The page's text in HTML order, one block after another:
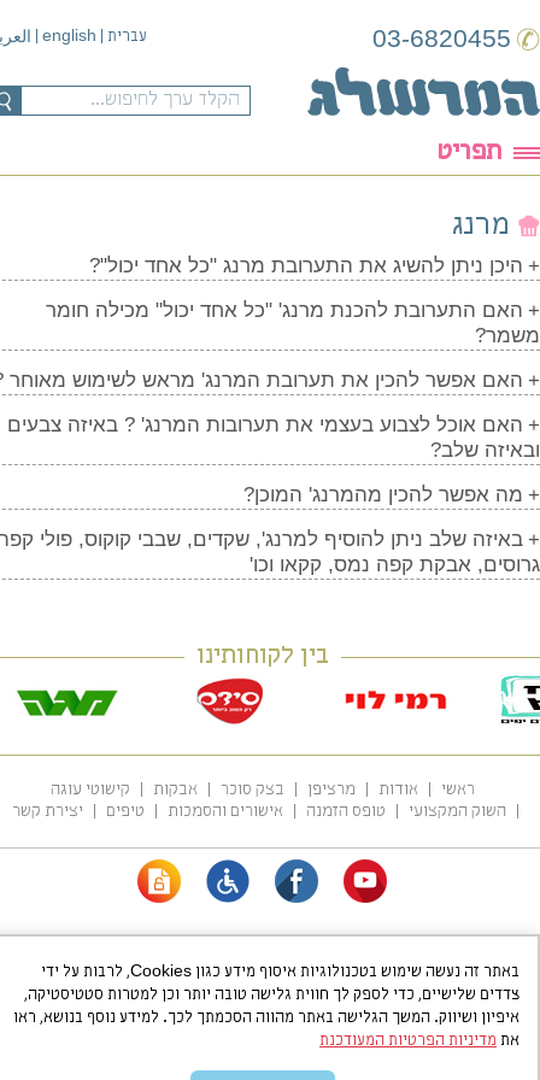
עברית|
english
|العربية 03-6820455
תפריט
מרנג
היכן ניתן להשיג את התערובת מרנג "כל אחד יכול"?
האם התערובת להכנת מרנג' "כל אחד יכול" מכילה חומר
האם אפשר להכין את תערובת המרנג' מראש לשימוש מאוחר ?
האם אוכל לצבוע בעצמי את תערובות המרנג' ? באיזה צבעים
שלב?
מה אפשר להכין מהמרנג' המוכן?
באיזה שלב ניתן להוסיף למרנג', שקדים, שבבי קוקוס, פולי קפה
אבקת קפה נמס, קקאו וכו'
בין לקוחותינו
ראשי אודות מרציפן בצק סוכר אבקות
קישוטי עוגה
השוק המקצועי
טופס הזמנה אישורים והסמכות טיפים יצירת קשר
פרלינס| בצק סוכר www.hammerschlag.co.il
© כל הזכויות שמורות
באתר זה נעשה שימוש בטכנולוגיות איסוף מידע כגון Cookies, לרבות על ידי
צדדים שלישיים, כדי לספק לך חווית גלישה טובה יותר וכן למטרות סטטיסטיקה,
איפיון ושיווק. המשך הגלישה באתר מהווה הסכמתך לכך. למידע נוסף בנושא, ראו
אתמדיניות הפרטיות המעודכנת